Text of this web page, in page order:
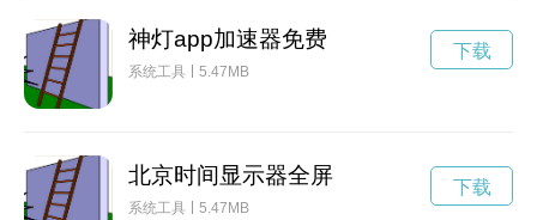
神灯app加速器免费
系统工具 5.47MB
下载
北京时间显示器全屏
系统工具 5.47MB
下载